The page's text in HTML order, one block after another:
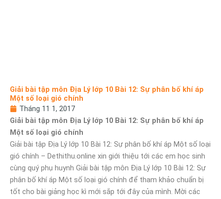
Giải bài tập môn Địa Lý lớp 10 Bài 12: Sự phân bố khí áp
Một số loại gió chính
Tháng 11 1, 2017
Giải bài tập môn Địa Lý lớp 10 Bài 12: Sự phân bố khí áp
Một số loại gió chính
Giải bài tập Địa Lý lớp 10 Bài 12: Sự phân bố khí áp Một số loại
gió chính – Dethithu.online xin giới thiệu tới các em học sinh
cùng quý phụ huynh Giải bài tập môn Địa Lý lớp 10 Bài 12: Sự
phân bố khí áp Một số loại gió chính để tham khảo chuẩn bị
tốt cho bài giảng học kì mới sắp tới đây của mình. Mời các